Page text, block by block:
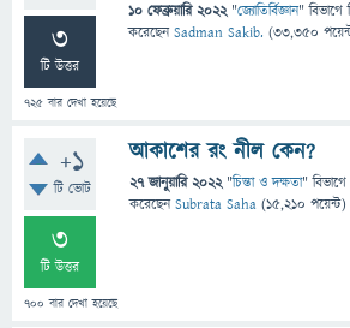
3
টি উত্তর
725 বার দেখা হয়েছে
10 ফেব্রুয়ারি 2022 "জ্যোতির্বিজ্ঞান" বিভাগে
করেছেনSadman Sakib. (33,350
+1
টি ভোট
3
টি উত্তর
700 বার দেখা হয়েছে
আকাশের রং নীল কেন?
27 জানুয়ারি 2022 "চিন্তা ও দক্ষতা" বিভাগে
করেছেনSubrata Saha (15,210 পয়েন্ট)